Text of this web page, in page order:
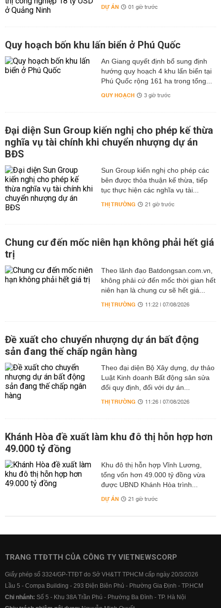
DỰ ÁN 01 giờ trước
Quy hoạch bốn khu lấn biển ở Phú Quốc
An Giang quyết định bổ sung định
hướng quy hoạch 4 khu lấn biển tại
Phú Quốc rộng 161 ha trong tổng...
QUY HOẠCH 3 giờ trước
Đại diện Sun Group kiến nghị cho phép kế thừa
nghĩa vụ tài chính khi chuyển nhượng dự án
BĐS
Sun Group kiến nghị cho phép các
bên được thỏa thuận kế thừa, tiếp
tục thực hiện các nghĩa vụ tài...
THỊ TRƯỜNG 21 giờ trước
Chung cư đến mốc niên hạn không phải hết giá
trị
Theo lãnh đạo Batdongsan.com.vn,
không phải cứ đến mốc thời gian hết
niên hạn là chung cư sẽ hết giá...
THỊ TRƯỜNG 11:22 | 07/08/2026
Đề xuất cho chuyển nhượng dự án bất động
sản đang thế chấp ngân hàng
Theo đại diện Bộ Xây dựng, dự thảo
Luật Kinh doanh Bất động sản sửa
đổi quy định, đối với dự án...
THỊ TRƯỜNG 11:26 | 07/08/2026
Khánh Hòa đề xuất làm khu đô thị hỗn hợp hơn
49.000 tỷ đồng
Khu đô thị hỗn hợp Vĩnh Lương,
tổng vốn hơn 49.000 tỷ đồng vừa
được UBND Khánh Hòa trình...
DỰ ÁN 21 giờ trước
TRANG TTĐTTH CỦA CÔNG TY VIETNEWSCORP
Giấy phép số 3324/GP-TTĐT do Sở VH&TT TPHCM cấp ngày 20/3/2026
Lầu 5 - Compa Building - 293 Điện Biên Phủ - Phường Gia Định - TP.HCM
Chi nhánh: Số 5 - Khu 38A Trần Phú - Phường Ba Đình - TP. Hà Nội